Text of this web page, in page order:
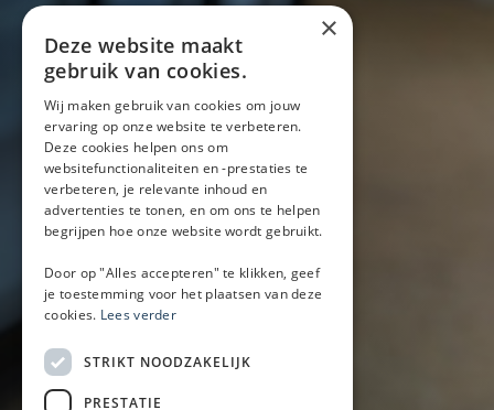
Over ons
Blog
Locaties
Mobiele bar
Mobiele bar huren
Bier/wijn/fris bar
Champagnebar
Wijnbar
Aperol spritz bar
Arrangementen
Lunch
×
Deze website maakt
gebruik van cookies.
Wij maken gebruik van cookies om jouw
ervaring op onze website te verbeteren.
Deze cookies helpen ons om
websitefunctionaliteiten en -prestaties te
verbeteren, je relevante inhoud en
advertenties te tonen, en om ons te helpen
begrijpen hoe onze website wordt gebruikt.
Door op "Alles accepteren" te klikken, geef
je toestemming voor het plaatsen van deze
cookies. Lees verder
STRIKT NOODZAKELIJK
PRESTATIE